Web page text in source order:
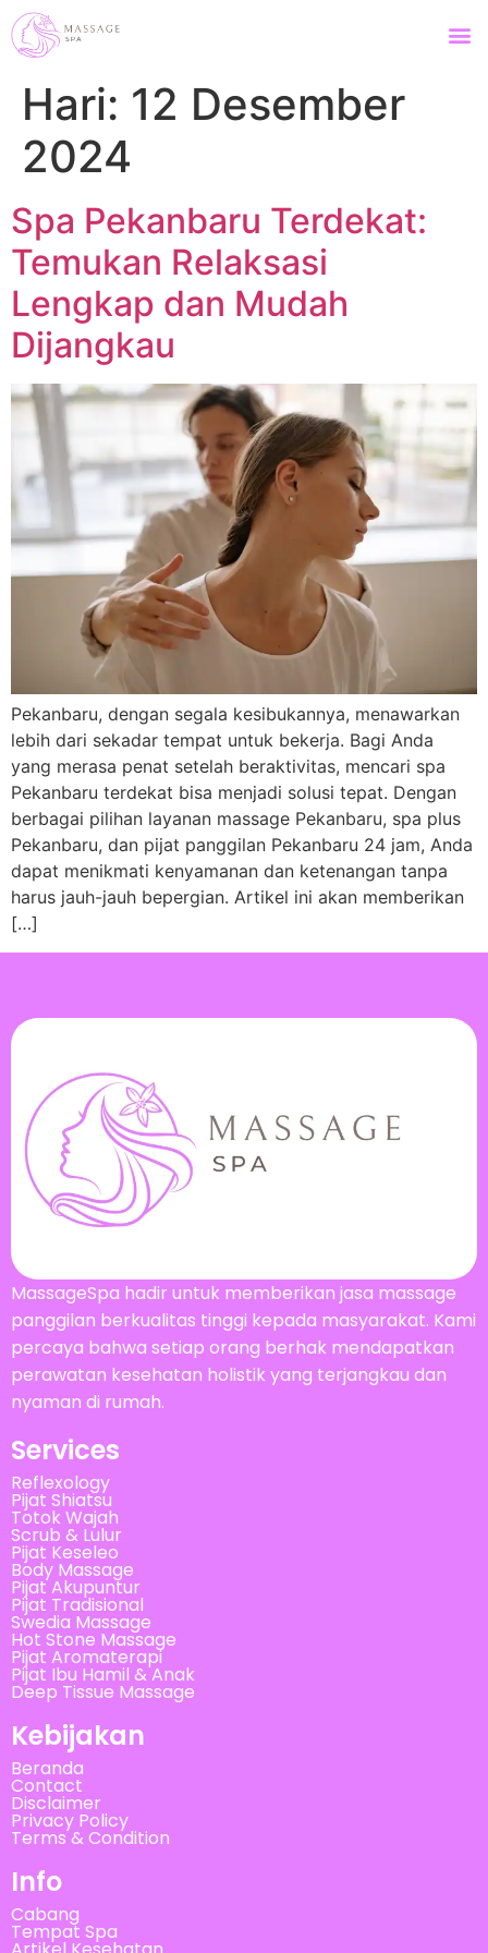
Hari: 12 Desember
2024
Spa Pekanbaru Terdekat:
Temukan Relaksasi
Lengkap dan Mudah
Dijangkau
Pekanbaru, dengan segala kesibukannya, menawarkan
lebih dari sekadar tempat untuk bekerja. Bagi Anda
yang merasa penat setelah beraktivitas, mencari spa
Pekanbaru terdekat bisa menjadi solusi tepat. Dengan
berbagai pilihan layanan massage Pekanbaru, spa plus
Pekanbaru, dan pijat panggilan Pekanbaru 24 jam, Anda
dapat menikmati kenyamanan dan ketenangan tanpa
harus jauh-jauh bepergian. Artikel ini akan memberikan
[…]
MassageSpa hadir untuk memberikan jasa massage
panggilan berkualitas tinggi kepada masyarakat. Kami
percaya bahwa setiap orang berhak mendapatkan
perawatan kesehatan holistik yang terjangkau dan
nyaman di rumah.
Services
Reflexology
Pijat Shiatsu
Totok Wajah
Scrub & Lulur
Pijat Keseleo
Body Massage
Pijat Akupuntur
Pijat Tradisional
Swedia Massage
Hot Stone Massage
Pijat Aromaterapi
Pijat Ibu Hamil & Anak
Deep Tissue Massage
Kebijakan
Beranda
Contact
Disclaimer
Privacy Policy
Terms & Condition
Info
Cabang
Tempat Spa